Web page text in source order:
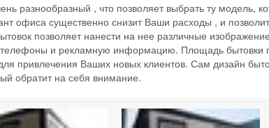
разнообразный , что позволяет выбрать ту модель,
офиса существенно снизит Ваши расходы , и
позволяет нанести на нее различные
и рекламную информацию. Площадь бытовки
привлечения Ваших новых клиентов. Сам дизайн
обратит на себя внимание.